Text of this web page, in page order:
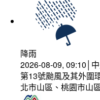
降雨
2026-08-09, 09:10│
第13號颱風及其外圍
北市山區、桃園市山